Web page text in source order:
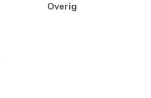
Overig